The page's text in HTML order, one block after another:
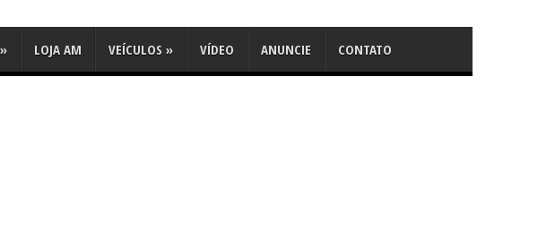
» LOJA AM VEÍCULOS » VÍDEO ANUNCIE CONTATO